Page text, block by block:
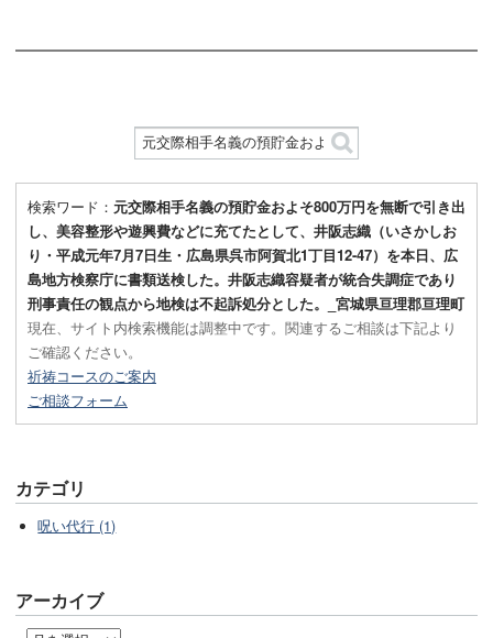
検索ワード： 元交際相手名義の預貯金およそ800万円を無断で引き出
し、美容整形や遊興費などに充てたとして、井阪志織（いさかしお
り・平成元年7月7日生・広島県呉市阿賀北1丁目12-47）を本日、広
島地方検察庁に書類送検した。井阪志織容疑者が統合失調症であり
刑事責任の観点から地検は不起訴処分とした。_宮城県亘理郡亘理町
現在、サイト内検索機能は調整中です。関連するご相談は下記より
ご確認ください。
祈祷コースのご案内
ご相談フォーム
カテゴリ
呪い代行 (1)
アーカイブ